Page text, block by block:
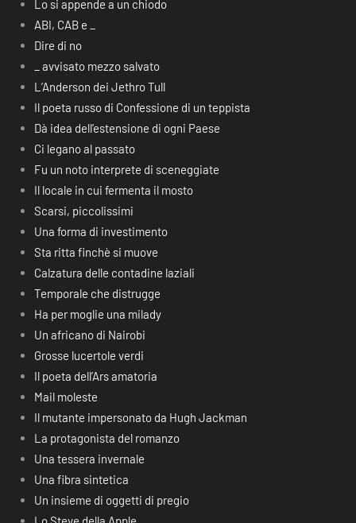
Lo si appende a un chiodo
ABI, CAB e _
Dire di no
_ avvisato mezzo salvato
L’Anderson dei Jethro Tull
Il poeta russo di Confessione di un teppista
Dà idea dell’estensione di ogni Paese
Ci legano al passato
Fu un noto interprete di sceneggiate
Il locale in cui fermenta il mosto
Scarsi, piccolissimi
Una forma di investimento
Sta ritta finchè si muove
Calzatura delle contadine laziali
Temporale che distrugge
Ha per moglie una milady
Un africano di Nairobi
Grosse lucertole verdi
Il poeta dell’Ars amatoria
Mail moleste
Il mutante impersonato da Hugh Jackman
La protagonista del romanzo
Una tessera invernale
Una fibra sintetica
Un insieme di oggetti di pregio